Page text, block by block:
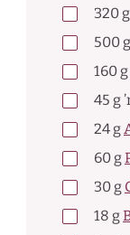
320 g
500 g
160 g
45 g
24 g
60 g
30 g
18 g